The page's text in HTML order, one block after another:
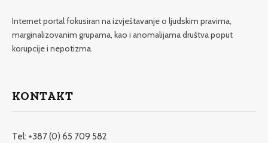
Internet portal fokusiran na izvještavanje o ljudskim pravima,
marginalizovanim grupama, kao i anomalijama društva poput
korupcije i nepotizma.
KONTAKT
Tel: +387 (0) 65 709 582